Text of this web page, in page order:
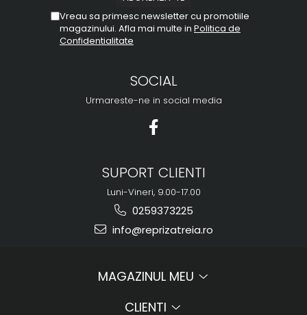
Vreau sa primesc newsletter cu promotiile
magazinului. Afla mai multe in Politica de
Confidentialitate
SOCIAL
Urmareste-ne in social media
SUPORT CLIENTI
Luni-Vineri, 9.00-17.00
0259373225
info@reprizatreia.ro
MAGAZINUL MEU
CLIENTI